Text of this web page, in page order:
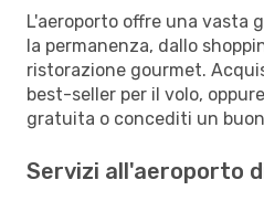
L'aeroporto offre una vasta
la permanenza, dallo
ristorazione gourmet.
best-seller per il volo,
gratuita o concediti un
Servizi all'aeroporto